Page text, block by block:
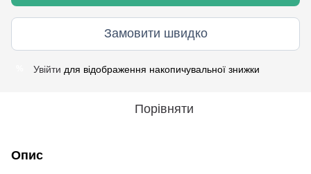
Замовити швидко
Увійти для відображення накопичувальної знижки
Порівняти
Опис